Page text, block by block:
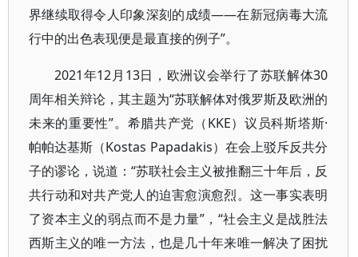
界继续取得令人印象深刻的成绩——在新冠病毒大流
行中的出色表现便是最直接的例子”。
2021年12月13日，欧洲议会举行了苏联解体30
周年相关辩论，其主题为“苏联解体对俄罗斯及欧洲的
未来的重要性”。希腊共产党（ΚΚΕ）议员科斯塔斯·
帕帕达基斯（Kostas Papadakis）在会上驳斥反共分
子的谬论，说道：“苏联社会主义被推翻三十年后，反
共行动和对共产党人的迫害愈演愈烈。这一事实表明
了资本主义的弱点而不是力量”，“社会主义是战胜法
西斯主义的唯一方法，也是几十年来唯一解决了困扰